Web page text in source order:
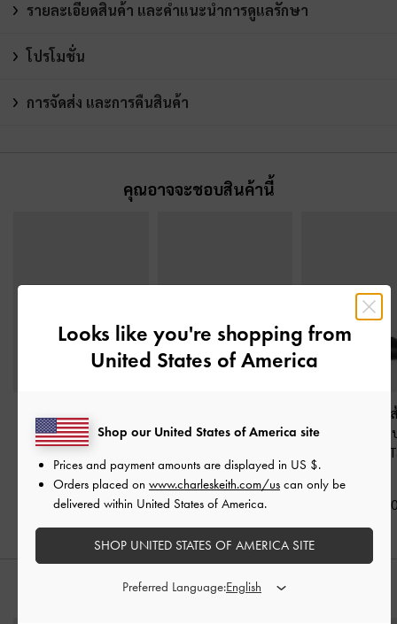
รายละเอียดสินค้า และคำแนะนำการดูแลรักษา
โปรโมชั่น
การจัดส่ง และการคืนสินค้า
คุณอาจจะชอบสินค้านี้
คาดไขว้แบบคล้องนิ้ว-
สีดำ
฿2,190.00
ดับเมทัลลิครุ่น Leslie-
฿2,390.00
รองเท้าส้นสูงรั
แท้พร้อมสายรัด
ผ้าพิมพ์ลายรุ่น
฿3,590.00
สไตล์ลุคด้วย
Looks like you're shopping from
United States of America
Shop our United States of America site
Prices and payment amounts are displayed in US $.
Orders placed on www.charleskeith.com/us can only be
delivered within United States of America.
SHOP UNITED STATES OF AMERICA SITE
Preferred Language: